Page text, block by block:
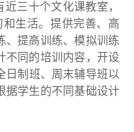
三十个文化课教室，
和生活。提供完善、高
、提高训练、模拟训练
不同的培训内容，开设
日制班、周末辅导班以
据学生的不同基础设计